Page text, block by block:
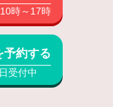
時～17時
予約する
受付中